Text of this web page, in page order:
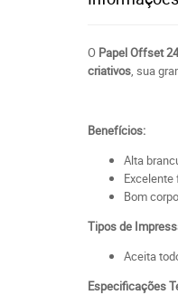
O Papel Offset
criativos, sua
Benefícios:
Alta
Bom
Tipos de
Aceita
Especificações